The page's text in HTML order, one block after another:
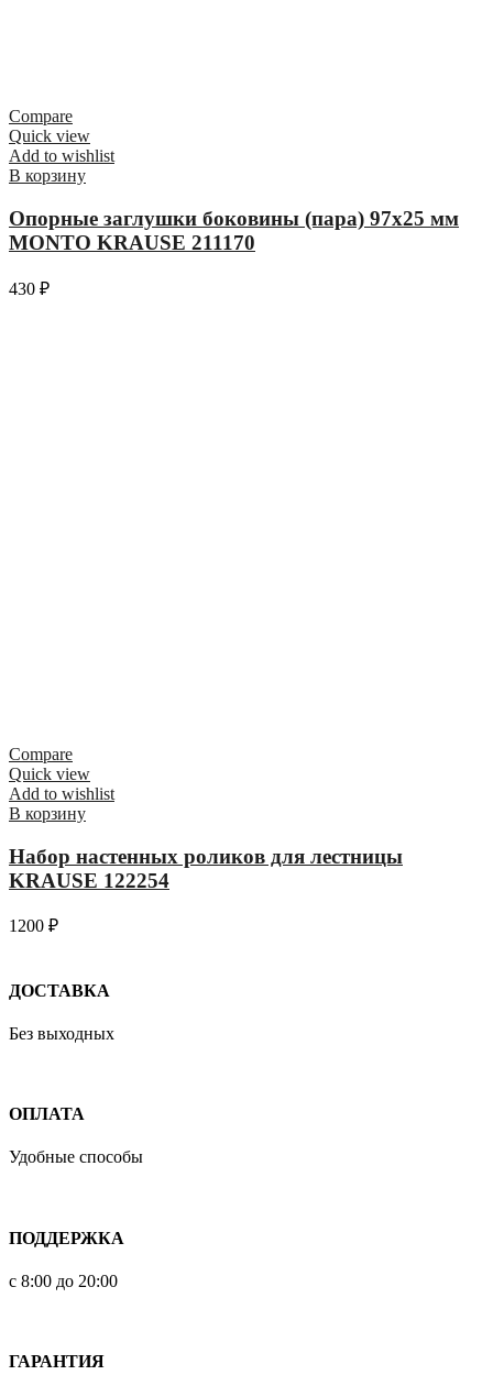
Compare
Quick view
Add to wishlist
В корзину
Опорные заглушки боковины (пара) 97х25 мм
MONTO KRAUSE 211170
430 ₽
Compare
Quick view
Add to wishlist
В корзину
Набор настенных роликов для лестницы
KRAUSE 122254
1200 ₽
ДОСТАВКА
Без выходных
ОПЛАТА
Удобные способы
ПОДДЕРЖКА
с 8:00 до 20:00
ГАРАНТИЯ